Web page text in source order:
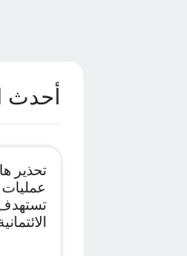
أحدث
تحذير
عمليات
تستهدف